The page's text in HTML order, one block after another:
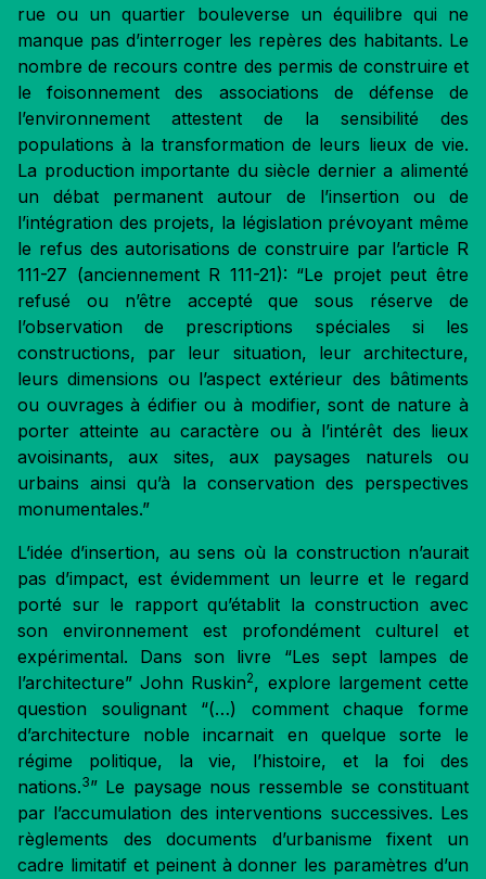
rue ou un quartier bouleverse un équilibre qui ne
manque pas d’interroger les repères des habitants. Le
nombre de recours contre des permis de construire et
le foisonnement des associations de défense de
l’environnement attestent de la sensibilité des
populations à la transformation de leurs lieux de vie.
La production importante du siècle dernier a alimenté
un débat permanent autour de l’insertion ou de
l’intégration des projets, la législation prévoyant même
le refus des autorisations de construire par l’article R
111-27 (anciennement R 111-21): “Le projet peut être
refusé ou n’être accepté que sous réserve de
l’observation de prescriptions spéciales si les
constructions, par leur situation, leur architecture,
leurs dimensions ou l’aspect extérieur des bâtiments
ou ouvrages à édifier ou à modifier, sont de nature à
porter atteinte au caractère ou à l’intérêt des lieux
avoisinants, aux sites, aux paysages naturels ou
urbains ainsi qu’à la conservation des perspectives
monumentales.”
L’idée d’insertion, au sens où la construction n’aurait
pas d’impact, est évidemment un leurre et le regard
porté sur le rapport qu’établit la construction avec
son environnement est profondément culturel et
expérimental. Dans son livre “Les sept lampes de
l’architecture” John Ruskin2, explore largement cette
question soulignant “(…) comment chaque forme
d’architecture noble incarnait en quelque sorte le
régime politique, la vie, l’histoire, et la foi des
nations.3” Le paysage nous ressemble se constituant
par l’accumulation des interventions successives. Les
règlements des documents d’urbanisme fixent un
cadre limitatif et peinent à donner les paramètres d’un